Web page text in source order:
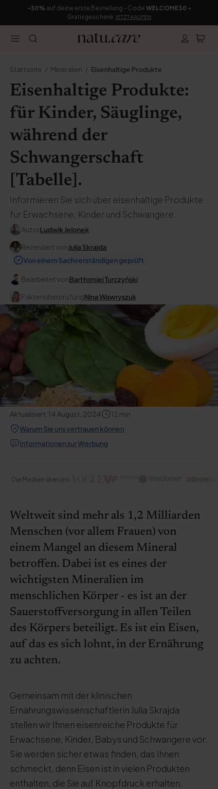
-30% auf deine erste Bestellung - Code WELCOME30 +
Gratisgeschenk JETZT KAUFEN
Startseite Mineralien Eisenhaltige Produkte
Eisenhaltige Produkte:
für Kinder, Säuglinge,
während der
Schwangerschaft
[Tabelle].
Informieren Sie sich über eisenhaltige Produkte
für Erwachsene, Kinder und Schwangere.
AutorLudwik Jelonek
Rezensiert vonJulia Skrajda
Von einem Sachverständigen geprüft
Bearbeitet vonBartłomiej Turczyński
FaktenüberprüfungNina Wawryszuk
Aktualisiert:14 August, 2024 12 min
Warum Sie uns vertrauen können
Informationen zur Werbung
Die Medien über uns:
Weltweit sind mehr als 1,2 Milliarden
Menschen (vor allem Frauen) von
einem Mangel an diesem Mineral
betroffen. Dabei ist es eines der
wichtigsten Mineralien im
menschlichen Körper - es ist an der
Sauerstoffversorgung in allen Teilen
des Körpers beteiligt. Es ist ein Eisen,
auf das es sich lohnt, in der Ernährung
zu achten.
Gemeinsam mit der klinischen
Ernährungswissenschaftlerin Julia Skrajda
stellen wir Ihnen eisenreiche Produkte für
Erwachsene, Kinder, Babys und Schwangere vor.
Sie werden sicher etwas finden, das Ihnen
schmeckt, denn Eisen ist in vielen Produkten
enthalten, die Sie auf Knopfdruck erhalten.